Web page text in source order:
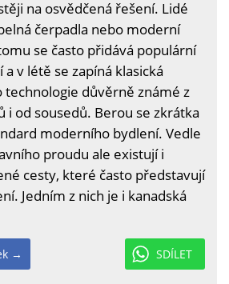
na osvědčená řešení. Lidé
čerpadla nebo moderní
se často přidává populární
v létě se zapíná klasická
technologie důvěrně známé z
i od sousedů. Berou se zkrátka
moderního bydlení. Vedle
proudu ale existují i
cesty, které často představují
Jedním z nich je i kanadská
SDÍLET
→